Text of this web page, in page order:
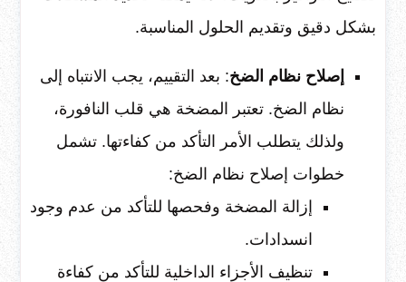
بشكل دقيق وتقديم الحلول المناسبة.
إصلاح نظام الضخ: بعد التقييم، يجب الانتباه إلى
نظام الضخ. تعتبر المضخة هي قلب النافورة،
ولذلك يتطلب الأمر التأكد من كفاءتها. تشمل
خطوات إصلاح نظام الضخ:
إزالة المضخة وفحصها للتأكد من عدم وجود
انسدادات.
تنظيف الأجزاء الداخلية للتأكد من كفاءة